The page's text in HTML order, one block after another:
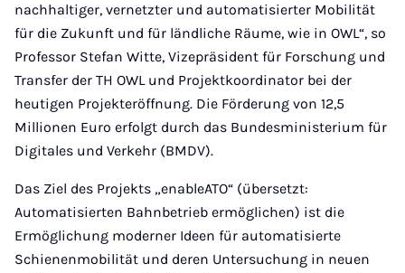
nachhaltiger, vernetzter und automatisierter Mobilität
für die Zukunft und für ländliche Räume, wie in OWL“, so
Professor Stefan Witte, Vizepräsident für Forschung und
Transfer der TH OWL und Projektkoordinator bei der
heutigen Projekteröffnung. Die Förderung von 12,5
Millionen Euro erfolgt durch das Bundesministerium für
Digitales und Verkehr (BMDV).
Das Ziel des Projekts „enableATO“ (übersetzt:
Automatisierten Bahnbetrieb ermöglichen) ist die
Ermöglichung moderner Ideen für automatisierte
Schienenmobilität und deren Untersuchung in neuen